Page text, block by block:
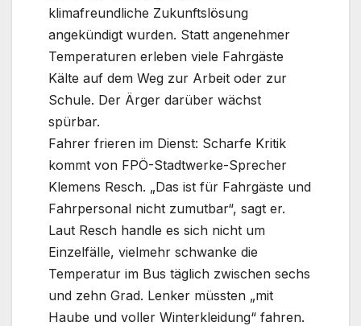
klimafreundliche Zukunftslösung
angekündigt wurden. Statt angenehmer
Temperaturen erleben viele Fahrgäste
Kälte auf dem Weg zur Arbeit oder zur
Schule. Der Ärger darüber wächst
spürbar.
Fahrer frieren im Dienst: Scharfe Kritik
kommt von FPÖ-Stadtwerke-Sprecher
Klemens Resch. „Das ist für Fahrgäste und
Fahrpersonal nicht zumutbar“, sagt er.
Laut Resch handle es sich nicht um
Einzelfälle, vielmehr schwanke die
Temperatur im Bus täglich zwischen sechs
und zehn Grad. Lenker müssten „mit
Haube und voller Winterkleidung“ fahren.